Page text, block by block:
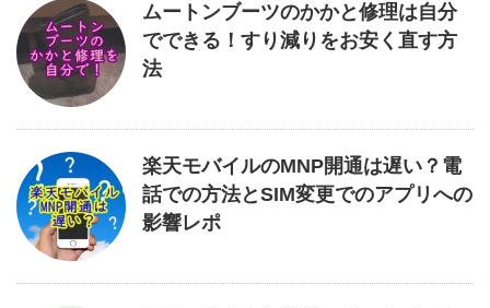
ムートンブーツのかかと修理は自分
でできる！すり減りをお安く直す方
法
楽天モバイルのMNP開通は遅い？電
話での方法とSIM変更でのアプリへの
影響レポ